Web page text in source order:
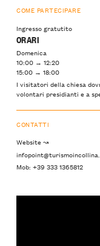
COME PARTECIPARE
Ingresso gratutito
ORARI
Domenica
10:00 → 12:20
15:00 → 18:00
I visitatori della chiesa
volontari presidianti e a
CONTATTI
Website ↝
Mob: +39 333 1365812